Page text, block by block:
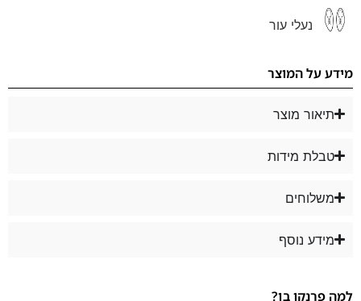
נעלי עור
מידע על המוצר
תיאור מוצר
טבלת מידות
משלוחים
מידע נוסף
למה פרנקו בן?